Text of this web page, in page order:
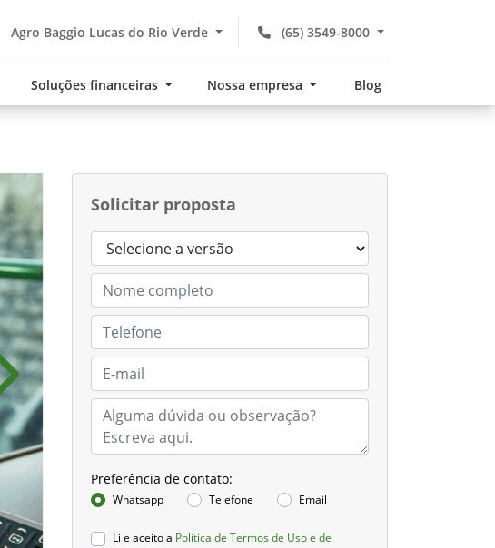
(65) 3549-8000
Agro Baggio Lucas do Rio Verde
Soluções financeiras Nossa empresa Blog
Solicitar proposta
Preferência de contato:
Whatsapp Telefone Email
Li e aceito a Política de Termos de Uso e de
Próximo